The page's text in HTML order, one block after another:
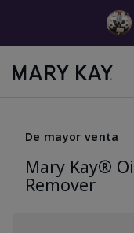
De mayor venta
Mary Kay®
Remover